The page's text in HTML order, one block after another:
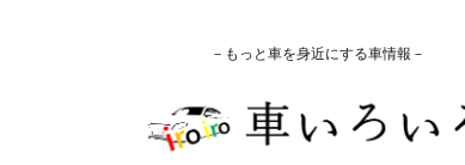
－もっと車を身近にする車情報－